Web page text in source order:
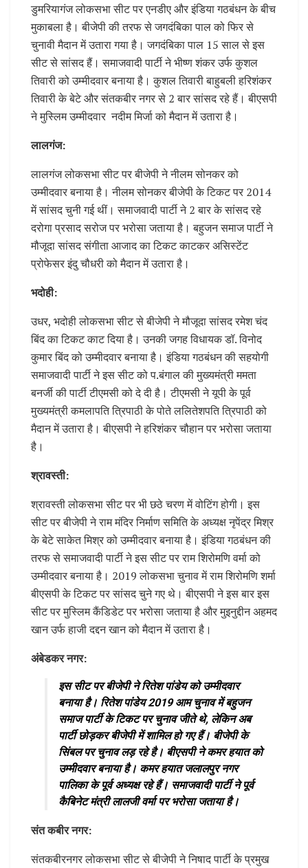
डुमरियागंज लोकसभा सीट पर एनडीए और इंडिया गठबंधन के बीच
मुकाबला है। बीजेपी की तरफ से जगदंबिका पाल को फिर से
चुनावी मैदान में उतारा गया है। जगदंबिका पाल 15 साल से इस
सीट से सांसद हैं। समाजवादी पार्टी ने भीष्ण शंकर उर्फ कुशल
तिवारी को उम्मीदवार बनाया है। कुशल तिवारी बाहुबली हरिशंकर
तिवारी के बेटे और संतकबीर नगर से 2 बार सांसद रहे हैं। बीएसपी
ने मुस्लिम उम्मीदवार नदीम मिर्जा को मैदान में उतारा है।
लालगंज:
लालगंज लोकसभा सीट पर बीजेपी ने नीलम सोनकर को
उम्मीदवार बनाया है। नीलम सोनकर बीजेपी के टिकट पर 2014
में सांसद चुनी गई थीं। समाजवादी पार्टी ने 2 बार के सांसद रहे
दरोगा प्रसाद सरोज पर भरोसा जताया है। बहुजन समाज पार्टी ने
मौजूदा सांसद संगीता आजाद का टिकट काटकर असिस्टेंट
प्रोफेसर इंदु चौधरी को मैदान में उतारा है।
भदोही:
उधर, भदोही लोकसभा सीट से बीजेपी ने मौजूदा सांसद रमेश चंद
बिंद का टिकट काट दिया है। उनकी जगह विधायक डॉ. विनोद
कुमार बिंद को उम्मीदवार बनाया है। इंडिया गठबंधन की सहयोगी
समाजवादी पार्टी ने इस सीट को प.बंगाल की मुख्यमंत्री ममता
बनर्जी की पार्टी टीएमसी को दे दी है। टीएमसी ने यूपी के पूर्व
मुख्यमंत्री कमलापति त्रिपाठी के पोते ललितेशपति त्रिपाठी को
मैदान में उतारा है। बीएसपी ने हरिशंकर चौहान पर भरोसा जताया
है।
श्रावस्ती:
श्रावस्ती लोकसभा सीट पर भी छठे चरण में वोटिंग होगी। इस
सीट पर बीजेपी ने राम मंदिर निर्माण समिति के अध्यक्ष नृपेंद्र मिश्र
के बेटे साकेत मिश्र को उम्मीदवार बनाया है। इंडिया गठबंधन की
तरफ से समाजवादी पार्टी ने इस सीट पर राम शिरोमणि वर्मा को
उम्मीदवार बनाया है। 2019 लोकसभा चुनाव में राम शिरोमणि शर्मा
बीएसपी के टिकट पर सांसद चुने गए थे। बीएसपी ने इस बार इस
सीट पर मुस्लिम कैंडिडेट पर भरोसा जताया है और मुइनुद्दीन अहमद
खान उर्फ हाजी दद्दन खान को मैदान में उतारा है।
अंबेडकर नगर:
इस सीट पर बीजेपी ने रितेश पांडेय को उम्मीदवार
बनाया है। रितेश पांडेय 2019 आम चुनाव में बहुजन
समाज पार्टी के टिकट पर चुनाव जीते थे, लेकिन अब
पार्टी छोड़कर बीजेपी में शामिल हो गए हैं। बीजेपी के
सिंबल पर चुनाव लड़ रहे है। बीएसपी ने कमर हयात को
उम्मीदवार बनाया है। कमर हयात जलालपुर नगर
पालिका के पूर्व अध्यक्ष रहे हैं। समाजवादी पार्टी ने पूर्व
कैबिनेट मंत्री लालजी वर्मा पर भरोसा जताया है।
संत कबीर नगर:
संतकबीरनगर लोकसभा सीट से बीजेपी ने निषाद पार्टी के प्रमुख